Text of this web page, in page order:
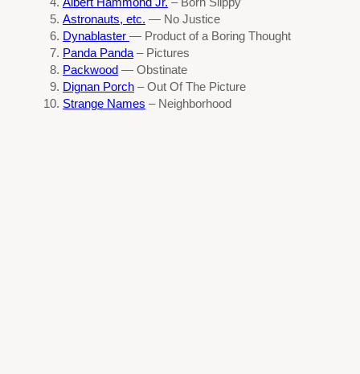
Albert Hammond Jr. – Born Slippy
Astronauts, etc. — No Justice
Dynablaster — Product of a Boring Thought
Panda Panda– Pictures
Packwood — Obstinate
Dignan Porch – Out Of The Picture
Strange Names – Neighborhood